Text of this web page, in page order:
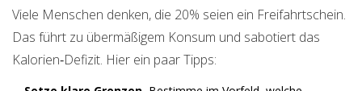
Viele Menschen denken, die 20% seien ein Freifahrtschein.
Das führt zu übermäßigem Konsum und sabotiert das
Kalorien‑Defizit. Hier ein paar Tipps: